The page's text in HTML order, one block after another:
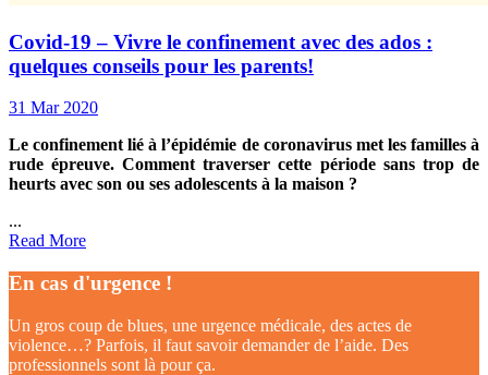
Covid-19 – Vivre le confinement avec des ados :
quelques conseils pour les parents!
31 Mar 2020
Le confinement lié à l’épidémie de coronavirus met les familles à
rude épreuve. Comment traverser cette période sans trop de
heurts avec son ou ses adolescents à la maison ?
...
Read More
En cas d'urgence !
Un gros coup de blues, une urgence médicale, des actes de
violence…? Parfois, il faut savoir demander de l’aide. Des
professionnels sont là pour ça.